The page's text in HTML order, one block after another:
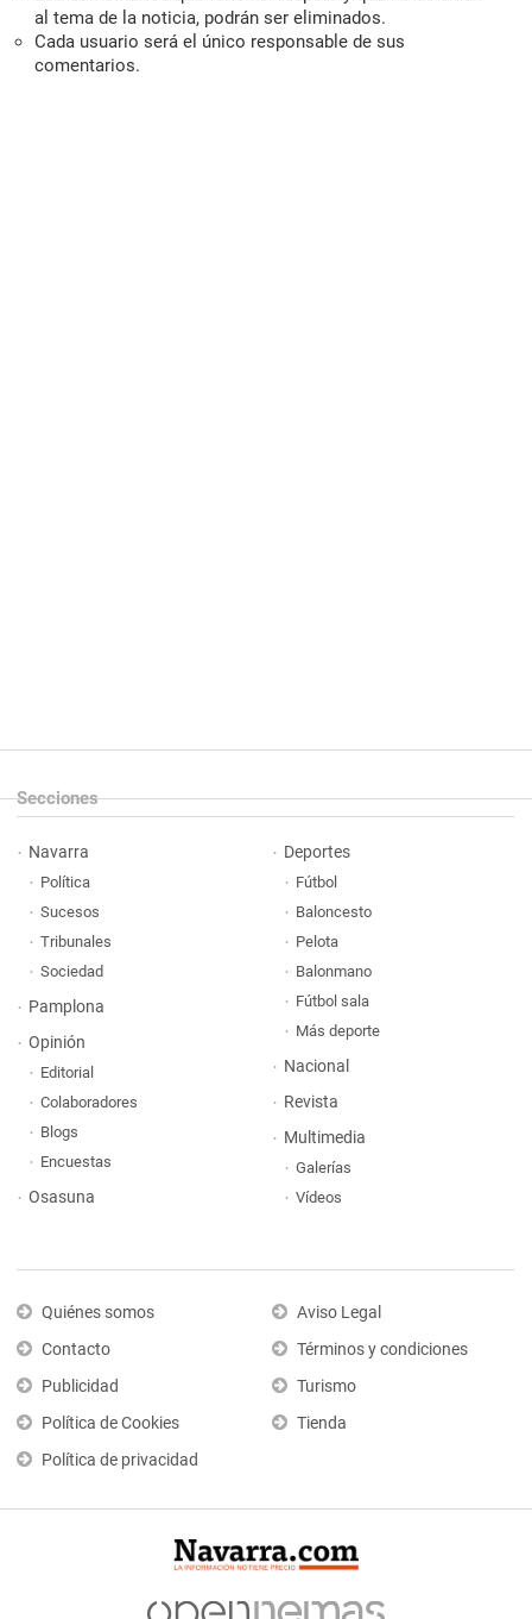
al tema de la noticia, podrán ser eliminados.
Cada usuario será el único responsable de sus
comentarios.
Secciones
Navarra
Política
Sucesos
Tribunales
Sociedad
Pamplona
Opinión
Editorial
Colaboradores
Blogs
Encuestas
Osasuna
Deportes
Fútbol
Baloncesto
Pelota
Balonmano
Fútbol sala
Más deporte
Nacional
Revista
Multimedia
Galerías
Vídeos
Quiénes somos
Contacto
Publicidad
Política de Cookies
Política de privacidad
Aviso Legal
Términos y condiciones
Turismo
Tienda